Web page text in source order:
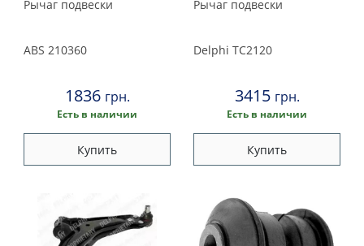
Рычаг подвески
ABS 210360
1836 грн.
Есть в наличии
Купить
Рычаг подвески
Delphi TC2120
3415 грн.
Есть в наличии
Купить